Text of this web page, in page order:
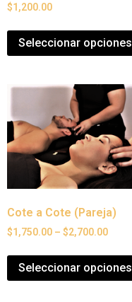
$1,200.00
Seleccionar opciones
Cote a Cote (Pareja)
$1,750.00 – $2,700.00
Seleccionar opciones